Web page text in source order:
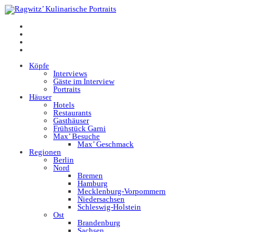
Köpfe
Interviews
Gäste im Interview
Portraits
Häuser
Hotels
Restaurants
Gasthäuser
Frühstück Garni
Max’ Besuche
Max’ Geschmack
Regionen
Berlin
Nord
Bremen
Hamburg
Mecklenburg-Vorpommern
Niedersachsen
Schleswig-Holstein
Ost
Brandenburg